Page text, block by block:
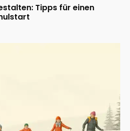
Tipps für einen